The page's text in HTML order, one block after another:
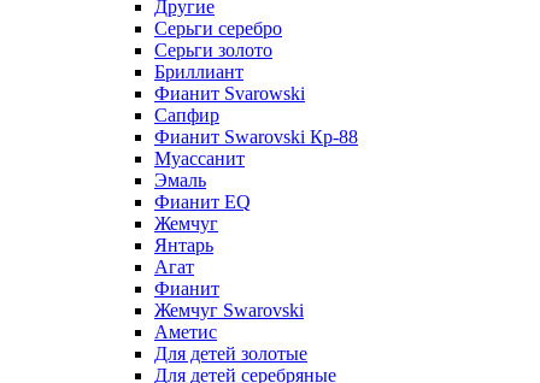
Другие
Серьги серебро
Серьги золото
Бриллиант
Фианит Svarowski
Сапфир
Фианит Swarovski Кр-88
Муассанит
Эмаль
Фианит EQ
Жемчуг
Янтарь
Агат
Фианит
Жемчуг Swarovski
Аметис
Для детей золотые
Для детей серебряные